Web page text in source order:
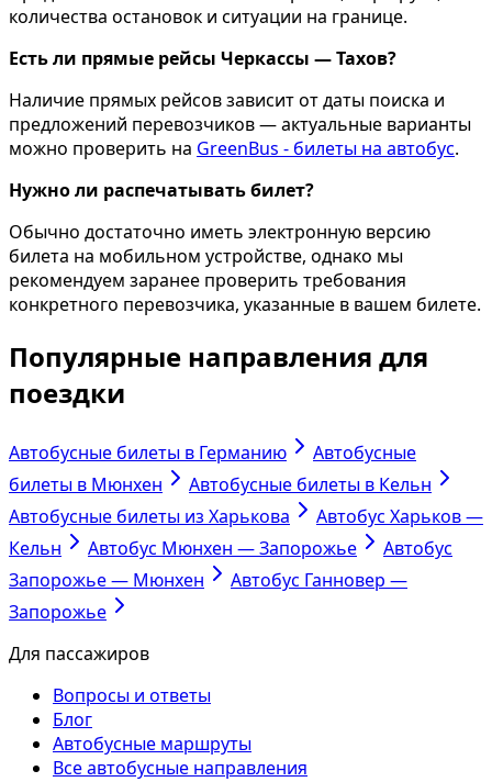
количества остановок и ситуации на границе.
Есть ли прямые рейсы Черкассы — Тахов?
Наличие прямых рейсов зависит от даты поиска и
предложений перевозчиков — актуальные варианты
можно проверить на GreenBus - билеты на автобус.
Нужно ли распечатывать билет?
Обычно достаточно иметь электронную версию
билета на мобильном устройстве, однако мы
рекомендуем заранее проверить требования
конкретного перевозчика, указанные в вашем билете.
Популярные направления для
поездки
Автобусные билеты в Германию
Автобусные
билеты в Мюнхен
Автобусные билеты в Кельн
Автобусные билеты из Харькова
Автобус Харьков —
Кельн
Автобус Мюнхен — Запорожье
Автобус
Запорожье — Мюнхен
Автобус Ганновер —
Запорожье
Для пассажиров
Вопросы и ответы
Блог
Автобусные маршруты
Все автобусные направления